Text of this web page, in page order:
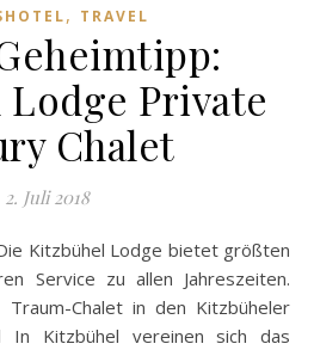
, TRAVEL
Private
Chalet
2. Juli 2018
Service zu allen Jahreszeiten.
Chalet in den Kitzbüheler
In Kitzbühel vereinen sich das